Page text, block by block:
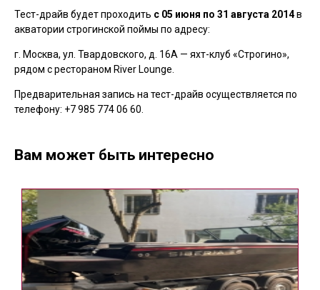
Тест-драйв будет проходить с 05 июня по 31 августа 2014в
акватории строгинской поймы по адресу:
г. Москва, ул. Твардовского, д. 16А — яхт-клуб «Строгино»,
рядом с рестораном River Lounge.
Предварительная запись на тест-драйв осуществляется по
телефону: +7 985 774 06 60.
Вам может быть интересно